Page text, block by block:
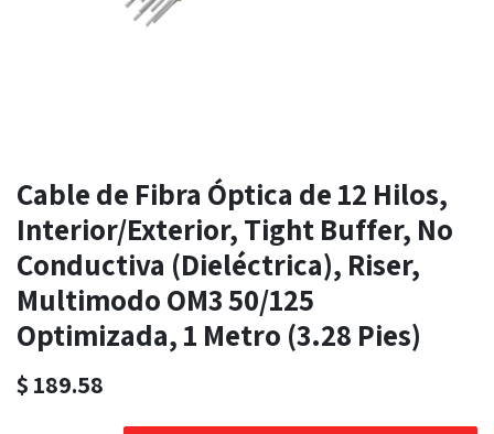
Cable de Fibra Óptica de 12 Hilos,
Interior/Exterior, Tight Buffer, No
Conductiva (Dieléctrica), Riser,
Multimodo OM3 50/125
Optimizada, 1 Metro (3.28 Pies)
$ 189.58